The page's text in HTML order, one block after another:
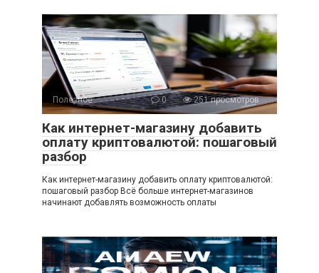
Полезное 0 251 просмотров
Как интернет-магазину добавить
оплату криптовалютой: пошаговый
разбор
Как интернет-магазину добавить оплату криптовалютой:
пошаговый разбор Всё больше интернет-магазинов
начинают добавлять возможность оплаты